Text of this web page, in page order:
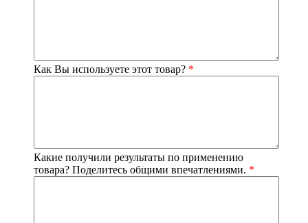
Как Вы используете этот товар? *
Какие получили результаты по применению
товара? Поделитесь общими впечатлениями. *